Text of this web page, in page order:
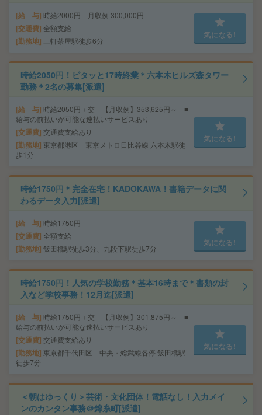
給 与 時給2000円 月収例 300,000円
交通費 全額支給
勤務地 三軒茶屋駅徒歩6分
気になる!
時給2050円！ピタッと17時終業＊六本木ヒルズ森タワー
勤務＊2名の募集[派遣]
給 与 時給2050円＋交 【月収例】353,625円～ ■
給与の前払いが可能な速払いサービスあり
交通費 交通費支給あり
勤務地 東京都港区 東京メトロ日比谷線 六本木駅徒
歩1分
気になる!
時給1750円＊完全在宅！KADOKAWA！書籍データに関
わるデータ入力[派遣]
給 与 時給1750円
交通費 全額支給
勤務地 飯田橋駅徒歩3分、九段下駅徒歩7分
気になる!
時給1750円！人気の学校勤務＊基本16時まで＊書類の封
入など学校事務！12月迄[派遣]
給 与 時給1750円＋交 【月収例】301,875円～ ■
給与の前払いが可能な速払いサービスあり
交通費 交通費支給あり
勤務地 東京都千代田区 中央・総武線各停 飯田橋駅
徒歩7分
気になる!
＜朝はゆっくり＞芸術・文化団体！電話なし！入力メイ
ンのカンタン事務＠錦糸町[派遣]